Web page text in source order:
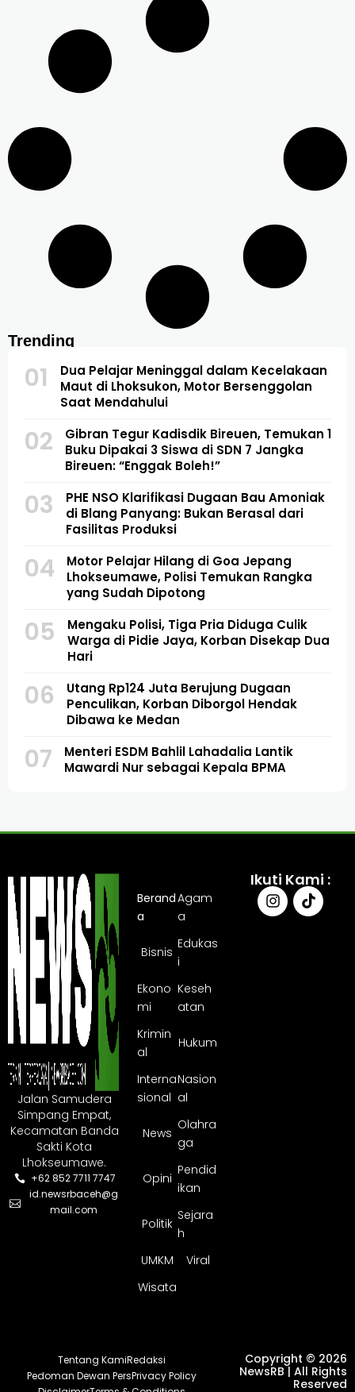
Trending
01
Dua Pelajar Meninggal dalam Kecelakaan
Maut di Lhoksukon, Motor Bersenggolan
Saat Mendahului
02
Gibran Tegur Kadisdik Bireuen, Temukan 1
Buku Dipakai 3 Siswa di SDN 7 Jangka
Bireuen: “Enggak Boleh!”
03
PHE NSO Klarifikasi Dugaan Bau Amoniak
di Blang Panyang: Bukan Berasal dari
Fasilitas Produksi
04
Motor Pelajar Hilang di Goa Jepang
Lhokseumawe, Polisi Temukan Rangka
yang Sudah Dipotong
05
Mengaku Polisi, Tiga Pria Diduga Culik
Warga di Pidie Jaya, Korban Disekap Dua
Hari
06
Utang Rp124 Juta Berujung Dugaan
Penculikan, Korban Diborgol Hendak
Dibawa ke Medan
07
Menteri ESDM Bahlil Lahadalia Lantik
Mawardi Nur sebagai Kepala BPMA
Jalan Samudera
Simpang Empat,
Kecamatan Banda
Sakti Kota
Lhokseumawe.
+62 852 7711 7747
id.newsrbaceh@g
mail.com
Berand
a
Agam
a
Bisnis
Edukas
i
Ekono
mi
Keseh
atan
Krimin
al
Hukum
Interna
sional
Nasion
al
News
Olahra
ga
Opini
Pendid
ikan
Politik
Sejara
h
UMKM
Viral
Wisata
Ikuti Kami :
Tentang KamiRedaksi
Pedoman Dewan PersPrivacy Policy
Copyright © 2026
NewsRB | All Rights
Reserved